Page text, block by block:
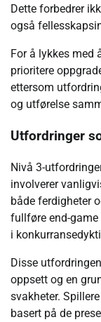
Dette forbedrer
også
For å lykkes med
prioritere
ettersom
og utførelse
Utfordringer
Nivå 3-
involverer
både ferdigheter
fullføre end-
i
Disse
oppsett og en
svakheter.
basert på de